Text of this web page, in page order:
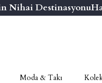
Destinasyonu
Moda & Takı